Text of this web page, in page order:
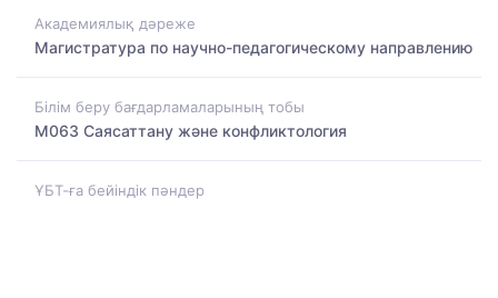
Академиялық дәреже
Магистратура по научно-педагогическому направлению
Білім беру бағдарламаларының тобы
M063 Саясаттану және конфликтология
ҰБТ-ға бейіндік пәндер